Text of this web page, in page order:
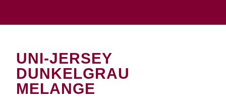
UNI-JERSEY
DUNKELGRAU
MELANGE